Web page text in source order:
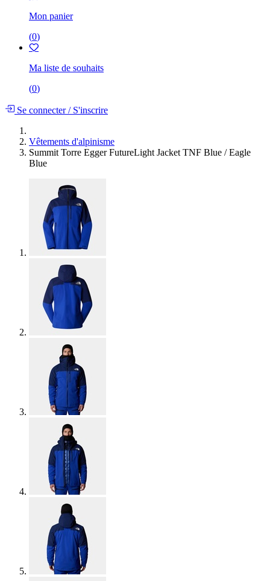
Mon panier
(0)
Ma liste de souhaits
(0)
Se connecter/S'inscrire
Vêtements d'alpinisme
Summit Torre Egger FutureLight Jacket TNF Blue / Eagle
Blue